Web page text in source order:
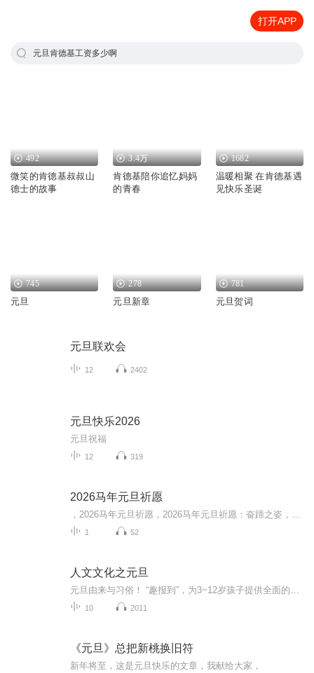
打开APP
元旦肯德基工资多少啊
492
微笑的肯德基叔叔山
德士的故事
3.4万
肯德基陪你追忆妈妈
的青春
1682
温暖相聚 在肯德基遇
见快乐圣诞
745
元旦
278
元旦新章
781
元旦贺词
元旦联欢会
12 2402
元旦快乐2026
元旦祝福
12 319
2026马年元旦祈愿
1 52
人文文化之元旦
10 2011
《元旦》总把新桃换旧符
新年将至，这是元旦快乐的文章，我献给大家，